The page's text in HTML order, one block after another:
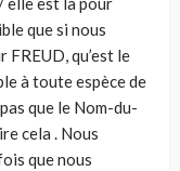
que si nous
qu’est le
à toute espèce de
que le Nom-du-
cela . Nous
que nous